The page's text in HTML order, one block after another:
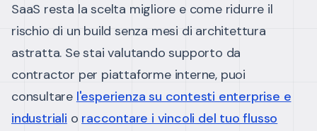
SaaS resta la scelta migliore e come ridurre il
rischio di un build senza mesi di architettura
astratta. Se stai valutando supporto da
contractor per piattaforme interne, puoi
consultare l'esperienza su contesti enterprise e
industriali o raccontare i vincoli del tuo flusso